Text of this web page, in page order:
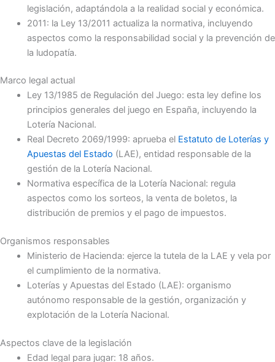
legislación, adaptándola a la realidad social y económica.
2011: la Ley 13/2011 actualiza la normativa, incluyendo
aspectos como la responsabilidad social y la prevención de
la ludopatía.
Marco legal actual
Ley 13/1985 de Regulación del Juego: esta ley define los
principios generales del juego en España, incluyendo la
Lotería Nacional.
Real Decreto 2069/1999: aprueba el Estatuto de Loterías y
Apuestas del Estado (LAE), entidad responsable de la
gestión de la Lotería Nacional.
Normativa específica de la Lotería Nacional: regula
aspectos como los sorteos, la venta de boletos, la
distribución de premios y el pago de impuestos.
Organismos responsables
Ministerio de Hacienda: ejerce la tutela de la LAE y vela por
el cumplimiento de la normativa.
Loterías y Apuestas del Estado (LAE): organismo
autónomo responsable de la gestión, organización y
explotación de la Lotería Nacional.
Aspectos clave de la legislación
Edad legal para jugar: 18 años.